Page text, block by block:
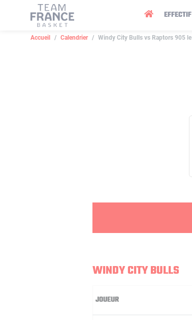
EFFECTIF
Accueil Calendrier Windy City Bulls vs Raptors 905
WINDY CITY BULLS
JOUEUR
Panneau de gestion des cookies